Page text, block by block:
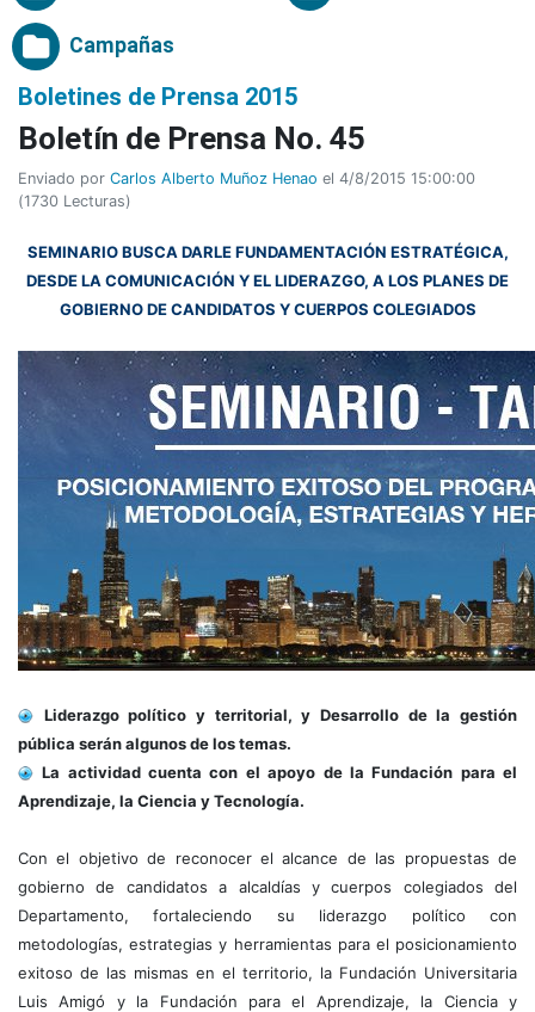
Campañas
Boletines de Prensa 2015
Boletí­n de Prensa No. 45
Enviado por Carlos Alberto Muñoz Henao el 4/8/2015 15:00:00
(1730 Lecturas)
SEMINARIO BUSCA DARLE FUNDAMENTACIÓN ESTRATÉGICA,
DESDE LA COMUNICACIÓN Y EL LIDERAZGO, A LOS PLANES DE
GOBIERNO DE CANDIDATOS Y CUERPOS COLEGIADOS
Liderazgo político y territorial, y Desarrollo de la gestión
pública serán algunos de los temas.
La actividad cuenta con el apoyo de la Fundación para el
Aprendizaje, la Ciencia y Tecnología.
Con el objetivo de reconocer el alcance de las propuestas de
gobierno de candidatos a alcaldías y cuerpos colegiados del
Departamento, fortaleciendo su liderazgo político con
metodologías, estrategias y herramientas para el posicionamiento
exitoso de las mismas en el territorio, la Fundación Universitaria
Luis Amigó y la Fundación para el Aprendizaje, la Ciencia y